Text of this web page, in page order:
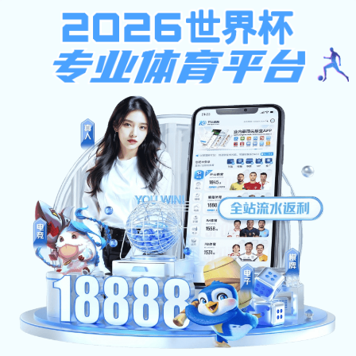
安博体育-安博（中国）
首页 关于我们
当前位置: 首页>>学习园地 >>学员感悟
学习园地
研修掠影
学员感悟
学员感悟